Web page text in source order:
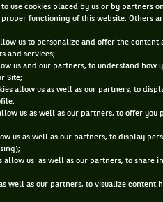
8 FÉVR. 2015, 14:41:10
use cookies placed by us or by partners
functioning of this website. Others
us to personalize and offer the content
and services;
us and our partners, to understand how
Site;
allow us as well as our partners, to
us as well as our partners, to offer you
us as well as our partners, to display
allow us as well as our partners, to share
well as our partners, to visualize content